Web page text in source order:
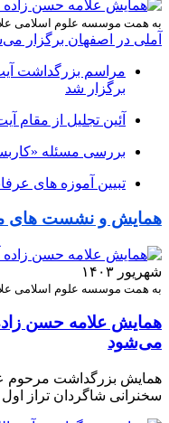
به همت موسسه علوم اسلامی
آملی در اصفهان برگزار
مراسم بزرگداشت آیت‌
برگزار شد
آئین تجلیل از مقام
بررسی مسئله
تبیین آموزه‌ های
همایش و نشست های
شهریور ۱۴۰۳
به همت موسسه علوم اسلامی
همایش علامه حسن
می‌شود
همایش بزرگداشت مرحوم
سخنرانی شاگردان تراز